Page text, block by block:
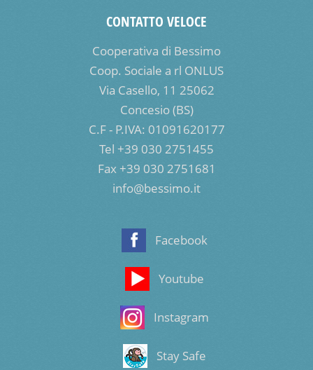
CONTATTO VELOCE
Cooperativa di Bessimo
Coop. Sociale a rl ONLUS
Via Casello, 11 25062
Concesio (BS)
C.F - P.IVA: 01091620177
Tel +39 030 2751455
Fax +39 030 2751681
info@bessimo.it
Facebook
Youtube
Instagram
Stay Safe